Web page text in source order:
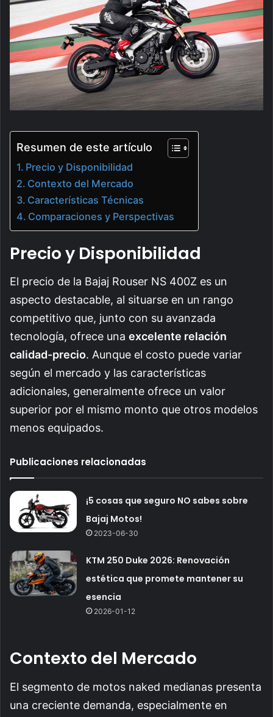
Resumen de este artículo
Precio y Disponibilidad
Contexto del Mercado
Características Técnicas
Comparaciones y Perspectivas
Precio y Disponibilidad
El precio de la Bajaj Rouser NS 400Z es un
aspecto destacable, al situarse en un rango
competitivo que, junto con su avanzada
tecnología, ofrece una excelente relación
calidad-precio. Aunque el costo puede variar
según el mercado y las características
adicionales, generalmente ofrece un valor
superior por el mismo monto que otros modelos
menos equipados.
Publicaciones relacionadas
¡5 cosas que seguro NO sabes sobre
Bajaj Motos!
2023-06-30
KTM 250 Duke 2026: Renovación
estética que promete mantener su
esencia
2026-01-12
Contexto del Mercado
El segmento de motos naked medianas presenta
una creciente demanda, especialmente en